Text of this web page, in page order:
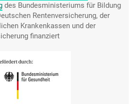
des Bundesministeriums für Bildung
Rentenversicherung, der
Krankenkassen und der
finanziert